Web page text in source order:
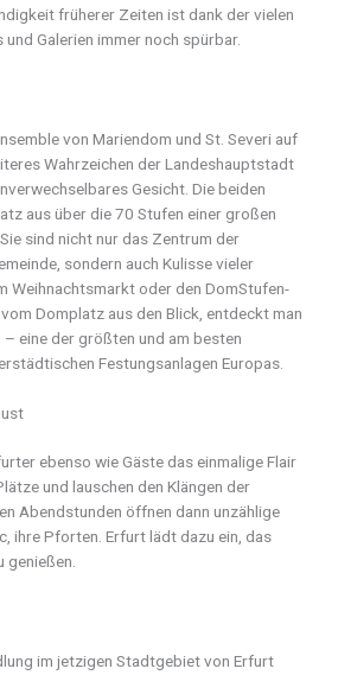
früherer Zeiten ist dank der vielen
Galerien immer noch spürbar.
von Mariendom und St. Severi auf
Wahrzeichen der Landeshauptstadt
Gesicht. Die beiden
aus über die 70 Stufen einer großen
sind nicht nur das Zentrum der
sondern auch Kulisse vieler
Weihnachtsmarkt oder den DomStufen-
Domplatz aus den Blick, entdeckt man
eine der größten und am besten
Festungsanlagen Europas.
ebenso wie Gäste das einmalige Flair
und lauschen den Klängen der
Abendstunden öffnen dann unzählige
ihre Pforten. Erfurt lädt dazu ein, das
genießen.
im jetzigen Stadtgebiet von Erfurt